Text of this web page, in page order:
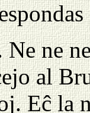
Ne ne
al
Eĉ la